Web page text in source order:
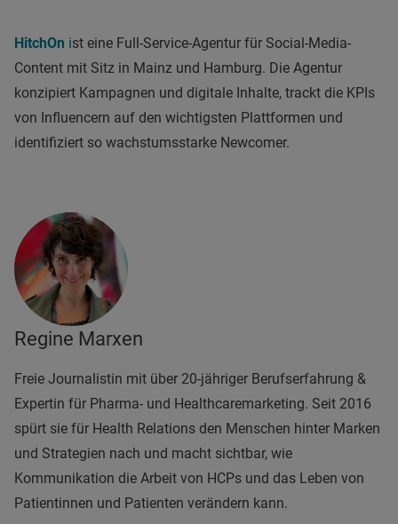
HitchOn ist eine Full-Service-Agentur für Social-Media-
Content mit Sitz in Mainz und Hamburg. Die Agentur
konzipiert Kampagnen und digitale Inhalte, trackt die KPIs
von Influencern auf den wichtigsten Plattformen und
identifiziert so wachstumsstarke Newcomer.
Regine Marxen
Freie Journalistin mit über 20-jähriger Berufserfahrung &
Expertin für Pharma- und Healthcaremarketing. Seit 2016
spürt sie für Health Relations den Menschen hinter Marken
und Strategien nach und macht sichtbar, wie
Kommunikation die Arbeit von HCPs und das Leben von
Patientinnen und Patienten verändern kann.